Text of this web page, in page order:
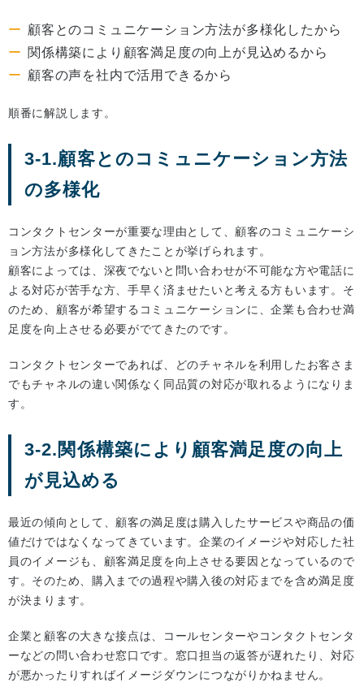
顧客とのコミュニケーション方法が多様化したから
関係構築により顧客満足度の向上が見込めるから
顧客の声を社内で活用できるから
順番に解説します。
3-1.顧客とのコミュニケーション方法
の多様化
コンタクトセンターが重要な理由として、顧客のコミュニケーシ
ョン方法が多様化してきたことが挙げられます。
顧客によっては、深夜でないと問い合わせが不可能な方や電話に
よる対応が苦手な方、手早く済ませたいと考える方もいます。そ
のため、顧客が希望するコミュニケーションに、企業も合わせ満
足度を向上させる必要がでてきたのです。
コンタクトセンターであれば、どのチャネルを利用したお客さま
でもチャネルの違い関係なく同品質の対応が取れるようになりま
す。
3-2.関係構築により顧客満足度の向上
が見込める
最近の傾向として、顧客の満足度は購入したサービスや商品の価
値だけではなくなってきています。企業のイメージや対応した社
員のイメージも、顧客満足度を向上させる要因となっているので
す。そのため、購入までの過程や購入後の対応までを含め満足度
が決まります。
企業と顧客の大きな接点は、コールセンターやコンタクトセンタ
ーなどの問い合わせ窓口です。窓口担当の返答が遅れたり、対応
が悪かったりすればイメージダウンにつながりかねません。